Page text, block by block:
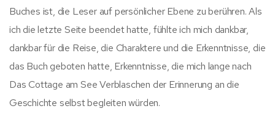
Buches ist, die Leser auf persönlicher Ebene zu berühren. Als
ich die letzte Seite beendet hatte, fühlte ich mich dankbar,
dankbar für die Reise, die Charaktere und die Erkenntnisse, die
das Buch geboten hatte, Erkenntnisse, die mich lange nach
Das Cottage am See Verblaschen der Erinnerung an die
Geschichte selbst begleiten würden.